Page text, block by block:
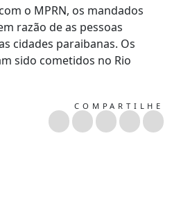
o MPRN, os mandados
razão de as pessoas
cidades paraibanas. Os
sido cometidos no Rio
COMPARTILHE